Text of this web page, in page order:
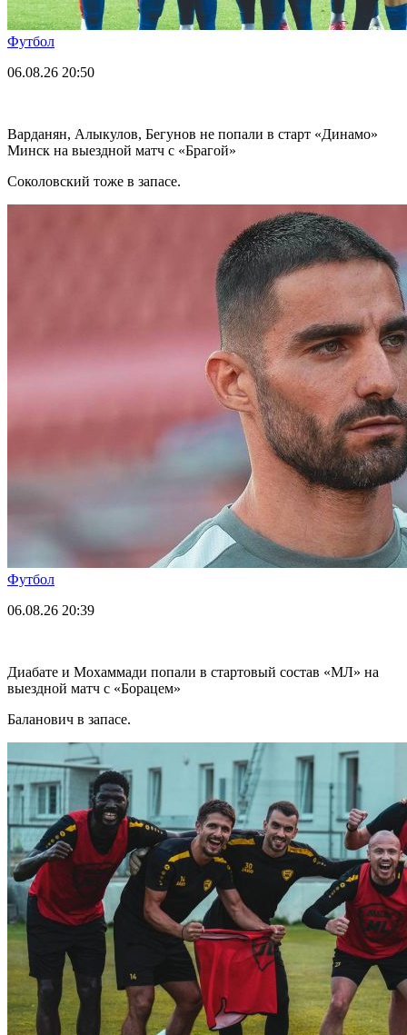
Футбол
06.08.26 20:50
Варданян, Алыкулов, Бегунов не попали в старт «Динамо»
Минск на выездной матч с «Брагой»
Соколовский тоже в запасе.
Футбол
06.08.26 20:39
Диабате и Мохаммади попали в стартовый состав «МЛ» на
выездной матч с «Борацем»
Баланович в запасе.